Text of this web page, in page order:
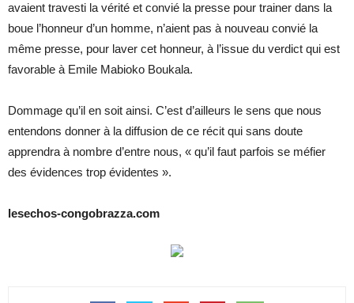
avaient travesti la vérité et convié la presse pour trainer dans la
boue l’honneur d’un homme, n’aient pas à nouveau convié la
même presse, pour laver cet honneur, à l’issue du verdict qui est
favorable à Emile Mabioko Boukala.
Dommage qu’il en soit ainsi. C’est d’ailleurs le sens que nous
entendons donner à la diffusion de ce récit qui sans doute
apprendra à nombre d’entre nous, « qu’il faut parfois se méfier
des évidences trop évidentes ».
lesechos-congobrazza.com